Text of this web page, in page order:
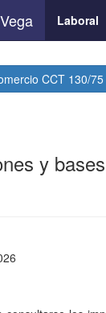
Laboral
CCT 130/75
y